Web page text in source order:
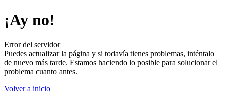
¡Ay no!
Error del servidor
Puedes actualizar la página y si todavía tienes problemas, inténtalo
de nuevo más tarde. Estamos haciendo lo posible para solucionar el
problema cuanto antes.
Volver a inicio